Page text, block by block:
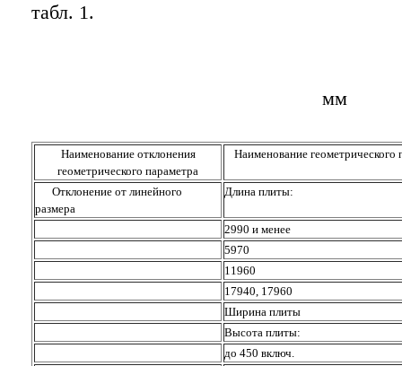
табл. 1.
мм
Наименование отклонения
геометрического параметра
Наименование геометрического
Отклонение от линейного
размера
Длина плиты:
2990 и менее
5970
11960
17940, 17960
Ширина плиты
Высота плиты:
до 450 включ.